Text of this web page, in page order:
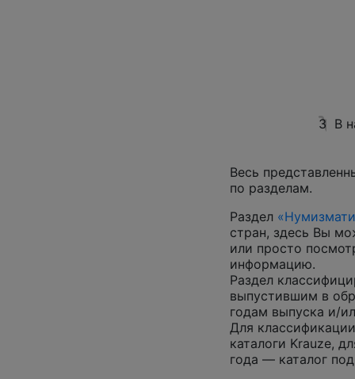
3 В
Весь
по разделам.
Раздел
стран, здесь Вы
или просто
информацию.
Раздел
выпустившим в
годам выпуска и/
Для
каталоги Krauze,
года — каталог